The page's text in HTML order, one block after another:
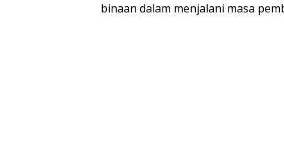
binaan dalam menjalani masa